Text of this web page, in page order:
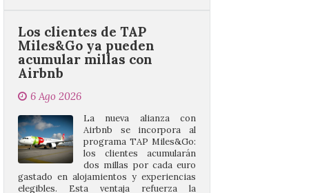
acumular millas con
Airbnb
6 Ago 2026
los clientes acumularán
dos millas por cada euro
gastado en alojamientos y experiencias
elegibles. Esta ventaja refuerza la
propuesta de valor del programa, que ya
cuenta con más de […]